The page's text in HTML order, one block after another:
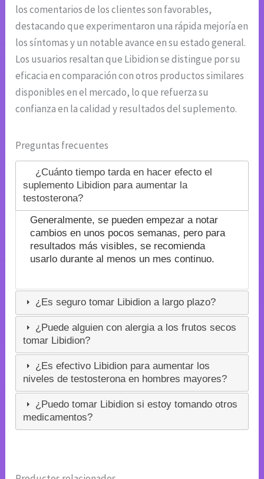
los comentarios de los clientes son favorables,
destacando que experimentaron una rápida mejoría en
los síntomas y un notable avance en su estado general.
Los usuarios resaltan que Libidion se distingue por su
eficacia en comparación con otros productos similares
disponibles en el mercado, lo que refuerza su
confianza en la calidad y resultados del suplemento.
Preguntas frecuentes
¿Cuánto tiempo tarda en hacer efecto el
suplemento Libidion para aumentar la
testosterona?
Generalmente, se pueden empezar a notar
cambios en unos pocos semanas, pero para
resultados más visibles, se recomienda
usarlo durante al menos un mes continuo.
¿Es seguro tomar Libidion a largo plazo?
¿Puede alguien con alergia a los frutos secos
tomar Libidion?
¿Es efectivo Libidion para aumentar los
niveles de testosterona en hombres mayores?
¿Puedo tomar Libidion si estoy tomando otros
medicamentos?